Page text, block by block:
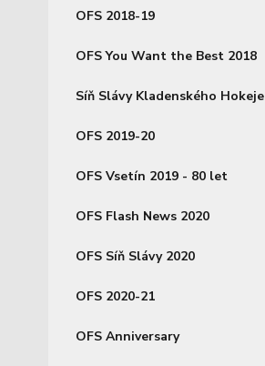
OFS 2018-19
OFS You Want the Best 2018
Síň Slávy Kladenského Hokeje
OFS 2019-20
OFS Vsetín 2019 - 80 let
OFS Flash News 2020
OFS Síň Slávy 2020
OFS 2020-21
OFS Anniversary